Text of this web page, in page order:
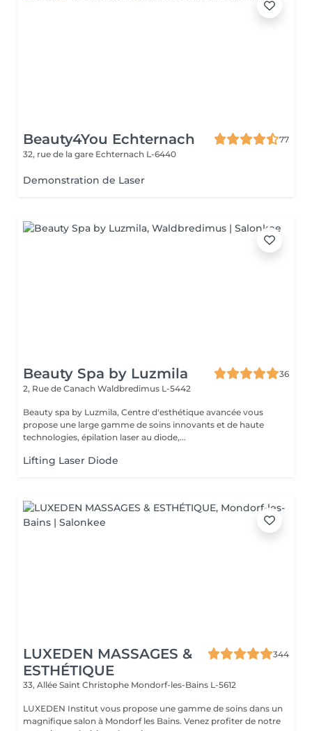
Beauty4You Echternach
77
32, rue de la gare Echternach L-6440
Demonstration de Laser
Beauty Spa by Luzmila
36
2, Rue de Canach Waldbredimus L-5442
Beauty spa by Luzmila, Centre d'esthétique avancée vous
propose une large gamme de soins innovants et de haute
technologies, épilation laser au diode,...
Lifting Laser Diode
LUXEDEN MASSAGES &
ESTHÉTIQUE
344
33, Allée Saint Christophe Mondorf-les-Bains L-5612
LUXEDEN Institut vous propose une gamme de soins dans un
magnifique salon à Mondorf les Bains. Venez profiter de notre